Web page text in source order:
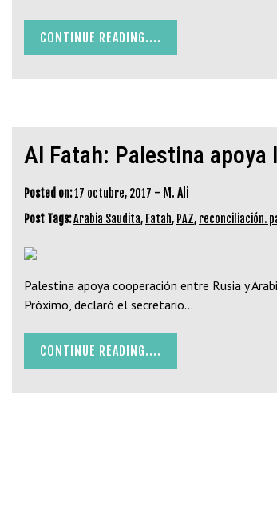
CONTINUE READING....
Al Fatah: Palestina
Posted on:17 octubre, 2017 - M. Ali
Post Tags:Arabia Saudita, Fatah, PAZ, reconciliación.
Palestina apoya cooperación entre Rusia y
Próximo, declaró el secretario…
CONTINUE READING....